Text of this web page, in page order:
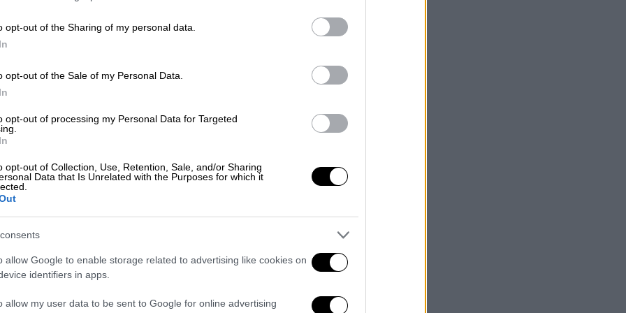
opt-out of the Sharing of my personal data.
opt-out of the Sale of my Personal Data.
opt-out of processing my Personal Data for Targeted
opt-out of Collection, Use, Retention, Sale, and/or Sharing
Data that Is Unrelated with the Purposes for which it
allow Google to enable storage related to advertising like cookies on
identifiers in apps.
allow my user data to be sent to Google for online advertising
πολίτης στο
που ήταν σε μονόζυγο του
που βρέθηκε απαγχονισμένος
του ίχνη